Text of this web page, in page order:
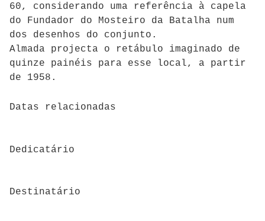
60, considerando uma referência à capela
do Fundador do Mosteiro da Batalha num
dos desenhos do conjunto.
Almada projecta o retábulo imaginado de
quinze painéis para esse local, a partir
de 1958.
Datas relacionadas
Dedicatário
Destinatário